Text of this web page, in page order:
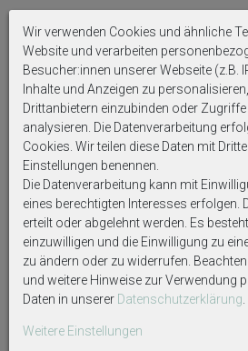
Vase Grau Metall mit Henkel
18cm Hoch Tischdeko 3 Formen
11,99 €
Holz
Wir verwenden Cookies und ähnliche
Website und verarbeiten
Besucher:innen unserer Webseite (z.B.
Inhalte und Anzeigen zu
Drittanbietern einzubinden oder
analysieren. Die Datenverarbeitung
Cookies. Wir teilen diese Daten mit
Einstellungen benennen.
Die Datenverarbeitung kann mit
eines berechtigten Interesses erfolgen.
erteilt oder abgelehnt werden. Es
einzuwilligen und die Einwilligung zu
zu ändern oder zu widerrufen.
und weitere Hinweise zur Verwendung
Daten in unserer Daten­schutz­erklärung
Weitere Einstellungen